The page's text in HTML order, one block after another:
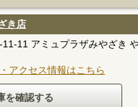
き店
11 アミュプラザみやざき
アクセス情報はこちら